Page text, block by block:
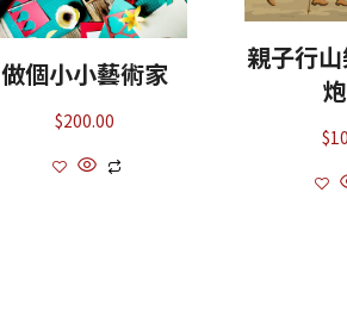
做個小小藝術家
$200.00
親子行
$